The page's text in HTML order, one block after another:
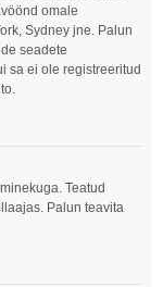
omale
Sydney jne. Palun
seadete
sa ei ole registreeritud
Teatud
Palun teavita